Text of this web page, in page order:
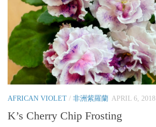
AFRICAN VIOLET / 非洲紫羅蘭 APRIL 6, 2018
K’s Cherry Chip Frosting